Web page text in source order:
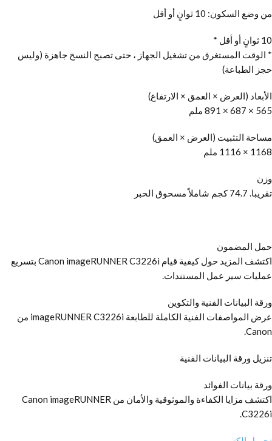
من وضع السكون: 10 ثوانٍ أو أقل
10 ثوانٍ أو أقل *
* الوقت المستغرق من تشغيل الجهاز ، حتى تصبح النسخ جاهزة (وليس
حجز الطباعة)
الأبعاد (العرض × العمق × الارتفاع)
565 × 687 × 891 ملم
مساحة التثبيت (العرض × العمق)
1168 × 1116 ملم
وزن
تقريبا. 74.7 كجم شاملاً مسحوق الحبر
حمل المضمون
اكتشف المزيد حول كيفية قيام Canon imageRUNNER C3226i بتسريع
عمليات سير عمل المستندات.
ورقة البيانات الفنية والتكوين
عرض المواصفات الفنية الكاملة للطابعة imageRUNNER C3226i من
Canon.
تنزيل ورقة البيانات الفنية
ورقة بيانات الفوائد
اكتشف مزايا الكفاءة والموثوقية والأمان من Canon imageRUNNER
C3226i.